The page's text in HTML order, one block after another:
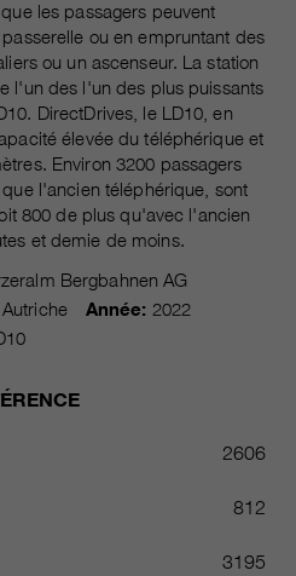
les passagers peuvent
ou en empruntant des
ou un ascenseur. La station
l'un des l'un des plus puissants
DirectDrives, le LD10, en
élevée du téléphérique et
Environ 3200 passagers
l'ancien téléphérique, sont
800 de plus qu'avec l'ancien
et demie de moins.
Bergbahnen AG
Année: 2022
2606
812
3195
session actuelle du
pour protéger contre
causés par les spams.
Cookie Opt In
les paramètres de
par
le suivi et les
_gat, __utma, __utmb,
__utmd, __utmz
Analytics
2 ans et 6 mois, voire
sont utilisés par
Analytics pour collecter
types d’informations
personnelles et non
informations dans les
de Google Analytics sur
sur les cookies